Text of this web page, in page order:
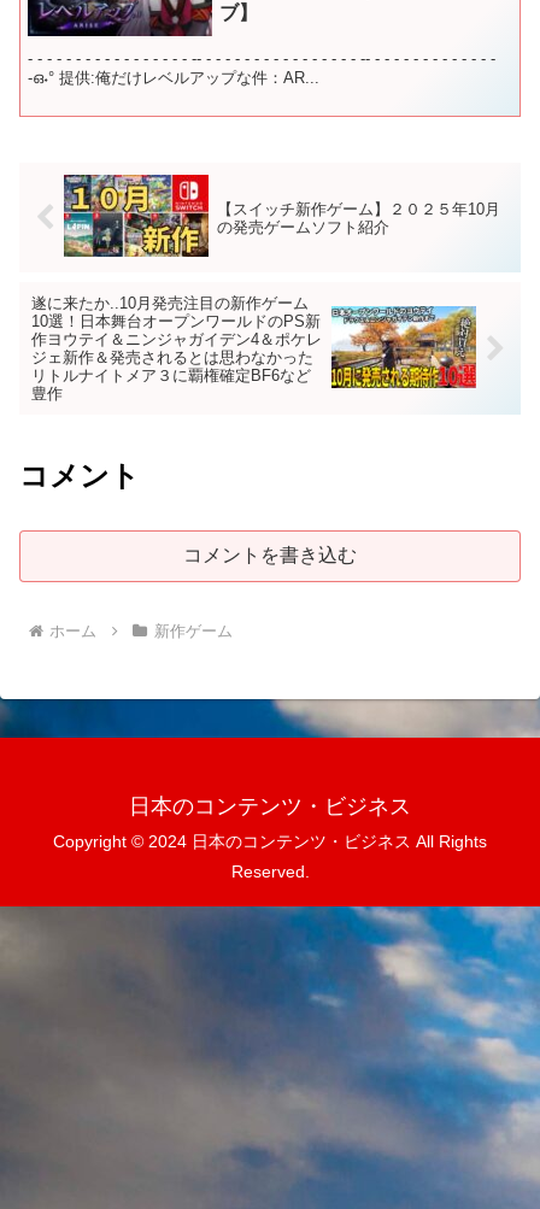
ブ】
- - - - - - - - - - - - - - - - - -- - - - - - - - - - - - - - - - - -- - - - - - - - - - - - - -
-ഒ˖° 提供:俺だけレベルアップな件：AR...
【スイッチ新作ゲーム】２０２５年10月
の発売ゲームソフト紹介
遂に来たか..10月発売注目の新作ゲーム
10選！日本舞台オープンワールドのPS新
作ヨウテイ＆ニンジャガイデン4＆ポケレ
ジェ新作＆発売されるとは思わなかった
リトルナイトメア３に覇権確定BF6など
豊作
コメント
コメントを書き込む
ホーム 新作ゲーム
日本のコンテンツ・ビジネス
Copyright © 2024 日本のコンテンツ・ビジネス All Rights
Reserved.